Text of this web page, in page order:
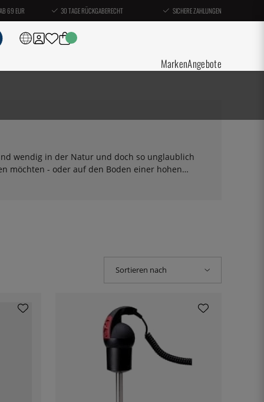
69 EUR 30 TAGE RÜCKGABERECHT SICHERE ZAHLUNGEN
MarkenAngebote
wendig in der Natur und doch so unglaublich
möchten - oder auf den Boden einer hohen
Sortieren nach